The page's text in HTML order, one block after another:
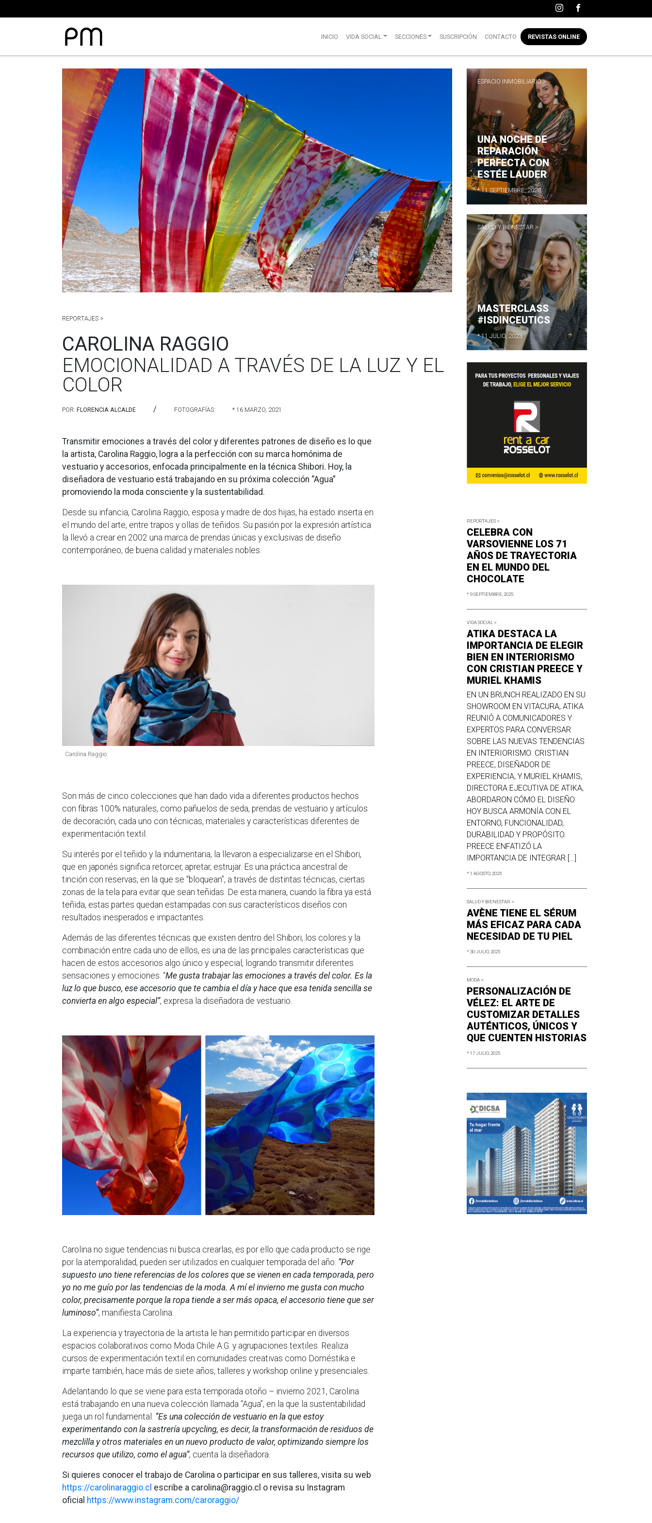
INICIO VIDA SOCIAL SECCIONES SUSCRIPCIÓN CONTACTO REVISTAS ONLINE
REPORTAJES >
CAROLINA RAGGIO
EMOCIONALIDAD A TRAVÉS DE LA LUZ Y EL
COLOR
POR: FLORENCIA ALCALDE / FOTOGRAFÍAS: * 16 MARZO, 2021
Transmitir emociones a través del color y diferentes patrones de diseño es lo que
la artista, Carolina Raggio, logra a la perfección con su marca homónima de
vestuario y accesorios, enfocada principalmente en la técnica Shibori. Hoy, la
diseñadora de vestuario está trabajando en su próxima colección “Agua”
promoviendo la moda consciente y la sustentabilidad.
Desde su infancia, Carolina Raggio, esposa y madre de dos hijas, ha estado inserta en
el mundo del arte, entre trapos y ollas de teñidos. Su pasión por la expresión artística
la llevó a crear en 2002 una marca de prendas únicas y exclusivas de diseño
contemporáneo, de buena calidad y materiales nobles.
Carolina Raggio
Son más de cinco colecciones que han dado vida a diferentes productos hechos
con fibras 100% naturales, como pañuelos de seda, prendas de vestuario y artículos
de decoración, cada uno con técnicas, materiales y características diferentes de
experimentación textil.
Su interés por el teñido y la indumentaria, la llevaron a especializarse en el Shibori,
que en japonés significa retorcer, apretar, estrujar. Es una práctica ancestral de
tinción con reservas, en la que se “bloquean”, a través de distintas técnicas, ciertas
zonas de la tela para evitar que sean teñidas. De esta manera, cuando la fibra ya está
teñida, estas partes quedan estampadas con sus característicos diseños con
resultados inesperados e impactantes.
Además de las diferentes técnicas que existen dentro del Shibori, los colores y la
combinación entre cada uno de ellos, es una de las principales características que
hacen de estos accesorios algo único y especial, logrando transmitir diferentes
sensaciones y emociones. “Me gusta trabajar las emociones a través del color. Es la
luz lo que busco, ese accesorio que te cambia el día y hace que esa tenida sencilla se
convierta en algo especial”, expresa la diseñadora de vestuario.
Carolina no sigue tendencias ni busca crearlas, es por ello que cada producto se rige
por la atemporalidad, pueden ser utilizados en cualquier temporada del año. “Por
supuesto uno tiene referencias de los colores que se vienen en cada temporada, pero
yo no me guío por las tendencias de la moda. A mí el invierno me gusta con mucho
color, precisamente porque la ropa tiende a ser más opaca, el accesorio tiene que ser
luminoso”, manifiesta Carolina.
La experiencia y trayectoria de la artista le han permitido participar en diversos
espacios colaborativos como Moda Chile A.G. y agrupaciones textiles. Realiza
cursos de experimentación textil en comunidades creativas como Doméstika e
imparte también, hace más de siete años, talleres y workshop online y presenciales.
Adelantando lo que se viene para esta temporada otoño – invierno 2021, Carolina
está trabajando en una nueva colección llamada “Agua”, en la que la sustentabilidad
juega un rol fundamental. “Es una colección de vestuario en la que estoy
experimentando con la sastrería upcycling, es decir, la transformación de residuos de
mezclilla y otros materiales en un nuevo producto de valor, optimizando siempre los
recursos que utilizo, como el agua”, cuenta la diseñadora.
Si quieres conocer el trabajo de Carolina o participar en sus talleres, visita su web
https://carolinaraggio.cl escribe a carolina@raggio.cl o revisa su Instagram
oficial https://www.instagram.com/caroraggio/
ESPACIO INMOBILIARIO >
UNA NOCHE DE
REPARACIÓN
PERFECTA CON
ESTÉE LAUDER
* 11 SEPTIEMBRE, 2023
SALUD Y BIENESTAR >
MASTERCLASS
#ISDINCEUTICS
* 11 JULIO, 2023
REPORTAJES >
CELEBRA CON
VARSOVIENNE LOS 71
AÑOS DE TRAYECTORIA
EN EL MUNDO DEL
CHOCOLATE
* 9 SEPTIEMBRE, 2025
VIDA SOCIAL >
ATIKA DESTACA LA
IMPORTANCIA DE ELEGIR
BIEN EN INTERIORISMO
CON CRISTIAN PREECE Y
MURIEL KHAMIS
EN UN BRUNCH REALIZADO EN SU
SHOWROOM EN VITACURA, ATIKA
REUNIÓ A COMUNICADORES Y
EXPERTOS PARA CONVERSAR
SOBRE LAS NUEVAS TENDENCIAS
EN INTERIORISMO. CRISTIAN
PREECE, DISEÑADOR DE
EXPERIENCIA, Y MURIEL KHAMIS,
DIRECTORA EJECUTIVA DE ATIKA,
ABORDARON CÓMO EL DISEÑO
HOY BUSCA ARMONÍA CON EL
ENTORNO, FUNCIONALIDAD,
DURABILIDAD Y PROPÓSITO.
PREECE ENFATIZÓ LA
IMPORTANCIA DE INTEGRAR […]
* 1 AGOSTO, 2025
SALUD Y BIENESTAR >
AVÈNE TIENE EL SÉRUM
MÁS EFICAZ PARA CADA
NECESIDAD DE TU PIEL
* 30 JULIO, 2025
MODA >
PERSONALIZACIÓN DE
VÉLEZ: EL ARTE DE
CUSTOMIZAR DETALLES
AUTÉNTICOS, ÚNICOS Y
QUE CUENTEN HISTORIAS
* 17 JULIO, 2025